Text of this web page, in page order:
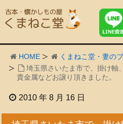
HOME くまねこ堂・妻の
埼玉県さいたま市で、掛け軸
貴金属などお譲り頂きました。
2010 年 8 月 16 日